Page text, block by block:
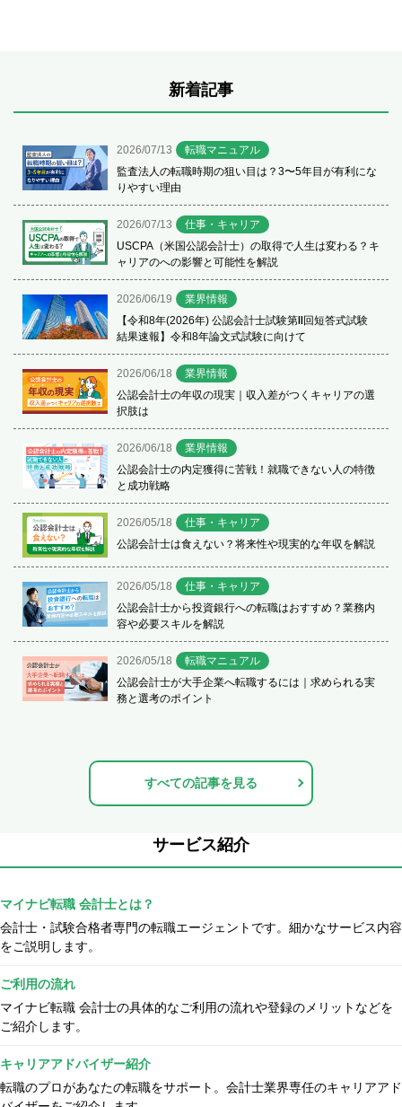
新着記事
2026/07/13
転職マニュアル
監査法人の転職時期の狙い目は？3〜5年目が有利にな
りやすい理由
2026/07/13
仕事・キャリア
USCPA（米国公認会計士）の取得で人生は変わる？キ
ャリアのへの影響と可能性を解説
2026/06/19
業界情報
【令和8年(2026年) 公認会計士試験第Ⅱ回短答式試験
結果速報】令和8年論文式試験に向けて
2026/06/18
業界情報
公認会計士の年収の現実｜収入差がつくキャリアの選
択肢は
2026/06/18
業界情報
公認会計士の内定獲得に苦戦！就職できない人の特徴
と成功戦略
2026/05/18
仕事・キャリア
公認会計士は食えない？将来性や現実的な年収を解説
2026/05/18
仕事・キャリア
公認会計士から投資銀行への転職はおすすめ？業務内
容や必要スキルを解説
2026/05/18
転職マニュアル
公認会計士が大手企業へ転職するには｜求められる実
務と選考のポイント
すべての記事を見る
サービス紹介
マイナビ転職 会計士とは？
会計士・試験合格者専門の転職エージェントです。細かなサービス内容
をご説明します。
ご利用の流れ
マイナビ転職 会計士の具体的なご利用の流れや登録のメリットなどを
ご紹介します。
キャリアアドバイザー紹介
転職のプロがあなたの転職をサポート。会計士業界専任のキャリアアド